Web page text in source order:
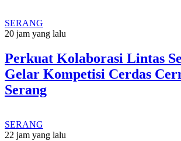
SERANG
20 jam yang lalu
Perkuat Kolaborasi Lintas
Gelar Kompetisi Cerdas
Serang
SERANG
22 jam yang lalu